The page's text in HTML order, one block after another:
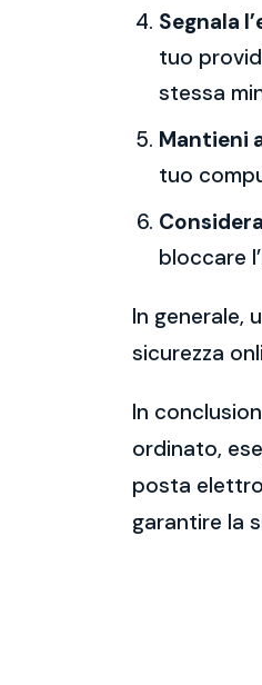
Segnala
tuo
stessa
Mantieni
tuo
bloccare
In generale,
sicurezza
In
ordinato,
posta
garantire la